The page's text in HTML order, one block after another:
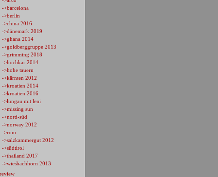
->barcelona
->berlin
->china 2016
->dänemark 2019
->ghana 2014
->goldberggruppe 2013
->grimming 2018
->hochkar 2014
->hohe tauern
->kärnten 2012
->kroatien 2014
->kroatien 2016
->lungau mit leni
->missing sun
->nord-süd
->norway 2012
->rom
->salzkammergut 2012
->südtirol
->thailand 2017
->wiesbachhorn 2013
review